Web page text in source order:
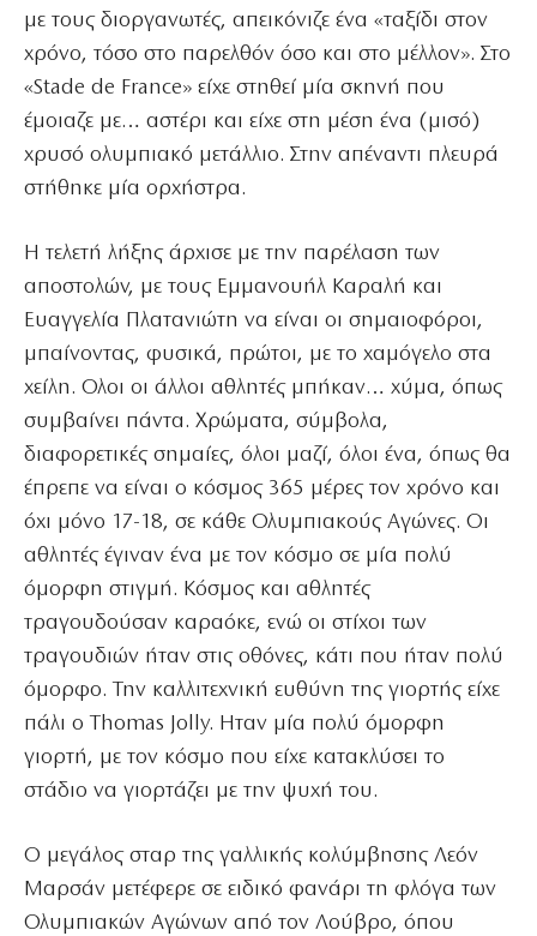
με τους διοργανωτές, απεικόνιζε ένα «ταξίδι στον
χρόνο, τόσο στο παρελθόν όσο και στο μέλλον». Στο
«Stade de France» είχε στηθεί μία σκηνή που
έμοιαζε με… αστέρι και είχε στη μέση ένα (μισό)
χρυσό ολυμπιακό μετάλλιο. Στην απέναντι πλευρά
στήθηκε μία ορχήστρα.
Η τελετή λήξης άρχισε με την παρέλαση των
αποστολών, με τους Εμμανουήλ Καραλή και
Ευαγγελία Πλατανιώτη να είναι οι σημαιοφόροι,
μπαίνοντας, φυσικά, πρώτοι, με το χαμόγελο στα
χείλη. Ολοι οι άλλοι αθλητές μπήκαν… χύμα, όπως
συμβαίνει πάντα. Χρώματα, σύμβολα,
διαφορετικές σημαίες, όλοι μαζί, όλοι ένα, όπως θα
έπρεπε να είναι ο κόσμος 365 μέρες τον χρόνο και
όχι μόνο 17-18, σε κάθε Ολυμπιακούς Αγώνες. Οι
αθλητές έγιναν ένα με τον κόσμο σε μία πολύ
όμορφη στιγμή. Κόσμος και αθλητές
τραγουδούσαν καραόκε, ενώ οι στίχοι των
τραγουδιών ήταν στις οθόνες, κάτι που ήταν πολύ
όμορφο. Την καλλιτεχνική ευθύνη της γιορτής είχε
πάλι ο Thomas Jolly. Ηταν μία πολύ όμορφη
γιορτή, με τον κόσμο που είχε κατακλύσει το
στάδιο να γιορτάζει με την ψυχή του.
Ο μεγάλος σταρ της γαλλικής κολύμβησης Λεόν
Μαρσάν μετέφερε σε ειδικό φανάρι τη φλόγα των
Ολυμπιακών Αγώνων από τον Λούβρο, όπου